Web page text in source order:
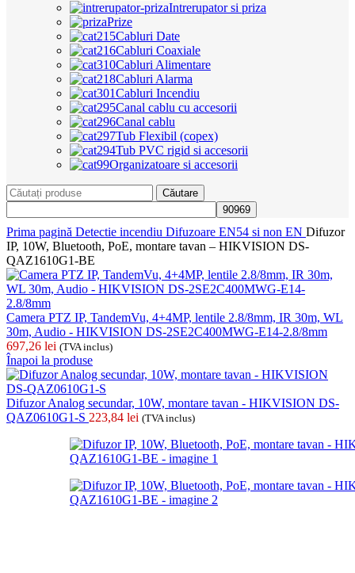
Intrerupator si priza
Prize
Cabluri Date
Cabluri Coaxiale
Cabluri Alimentare
Cabluri Alarma
Cabluri Incendiu
Canal cablu cu accesorii
Canal cablu
Tub Flexibil (copex)
Tub PVC rigid si accesorii
Organizatoare si accesorii
Căutare
Prima pagină Detectie incendiu Difuzoare EN54 si non EN Difuzor
IP, 10W, Bluetooth, PoE, montare tavan – HIKVISION DS-
QAZ1610G1-BE
Camera PTZ IP, TandemVu, 4+4MP, lentile 2.8/8mm, IR 30m, WL
30m, Audio - HIKVISION DS-2SE2C400MWG-E14-2.8/8mm
697,26 lei (TVA inclus)
Înapoi la produse
Difuzor Analog secundar, 10W, montare tavan - HIKVISION DS-
QAZ0610G1-S 223,84 lei (TVA inclus)